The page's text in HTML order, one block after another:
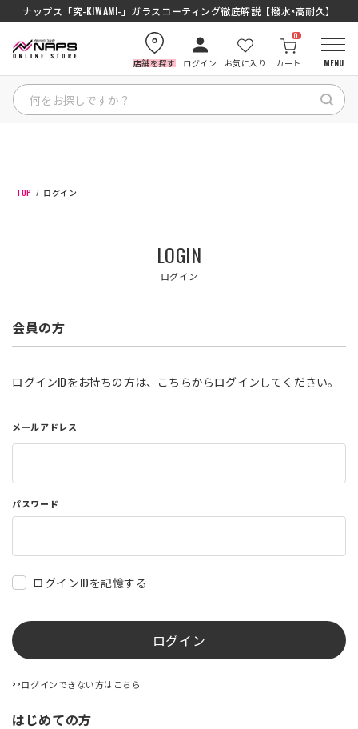
ナップス「究-KIWAMI-」ガラスコーティング徹底解説【撥水×高耐久】
店舗を探す ログイン お気に入り カート
0
MENU
カテゴリから探す
ナップスメンバーズ
店舗を探す
コーポレートサイト
利用規約
商品レビュー利用規約
プライバシーポリシー
TOP ログイン
LOGIN
ログイン
会員の方
ログインIDをお持ちの方は、こちらからログインしてください。
メールアドレス
パスワード
ログインIDを記憶する
ログイン
>>ログインできない方はこちら
はじめての方